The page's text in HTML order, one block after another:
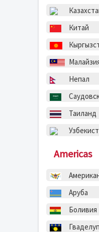
Китай
Непал
Таиланд
Americas
Аруба
Боливия